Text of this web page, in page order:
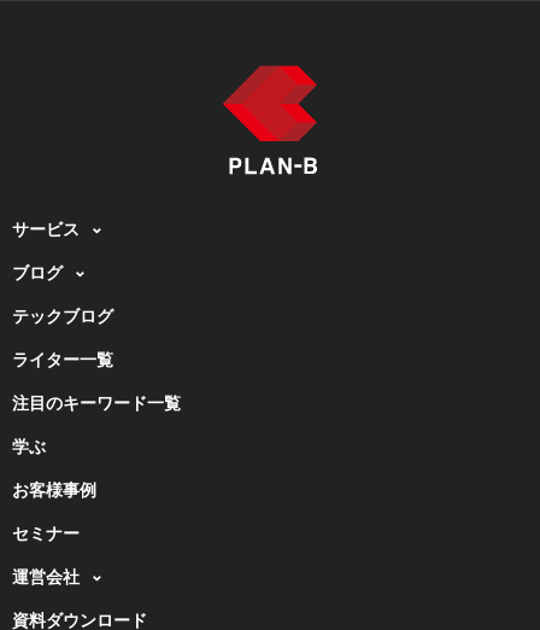
サービス
ブログ
テックブログ
ライター一覧
注目のキーワード一覧
学ぶ
お客様事例
セミナー
運営会社
資料ダウンロード